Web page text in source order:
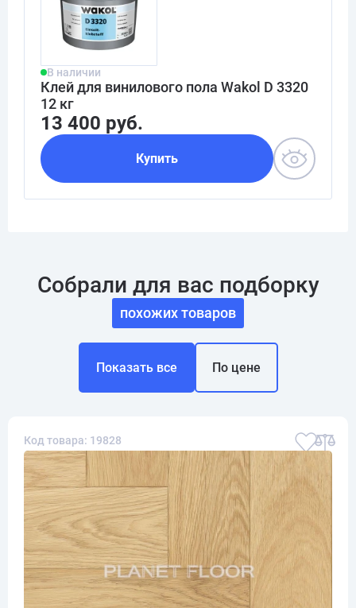
В наличии
Клей для винилового пола Wakol D 3320
12 кг
13 400 руб.
Купить
Собрали для вас подборку
похожих товаров
Показать все По цене
Код товара: 19828